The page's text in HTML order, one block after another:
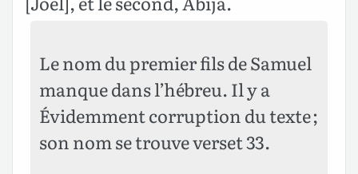
Le nom du premier fils de Samuel
manque dans l’hébreu. Il y a
Évidemment corruption du texte ;
son nom se trouve verset 33.